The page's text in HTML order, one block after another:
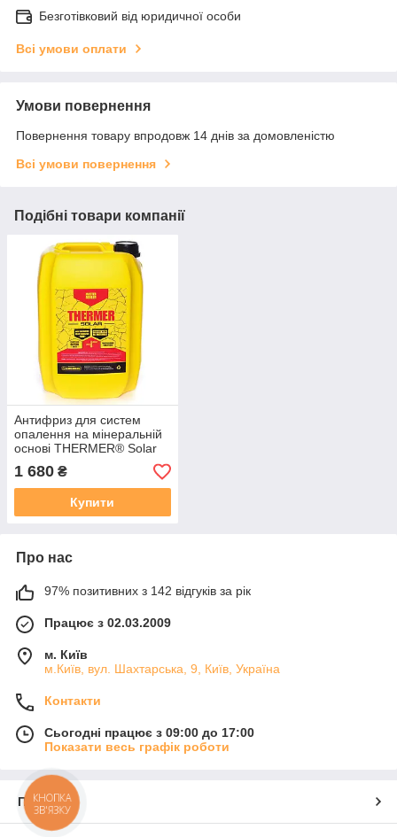
Безготівковий від юридичної особи
Всі умови оплати
Умови повернення
Повернення товару впродовж 14 днів за домовленістю
Всі умови повернення
Подібні товари компанії
Антифриз для систем
опалення на мінеральній
основі THERMER® Solar
-30°C до +200°C 10 л
1 680 ₴
Купити
Про нас
97% позитивних з 142 відгуків за рік
Працює з 02.03.2009
м. Київ
м.Київ, вул. Шахтарська, 9, Київ, Україна
Контакти
Сьогодні працює з 09:00 до 17:00
Показати весь графік роботи
Про нас
КНОПКА
ЗВ'ЯЗКУ